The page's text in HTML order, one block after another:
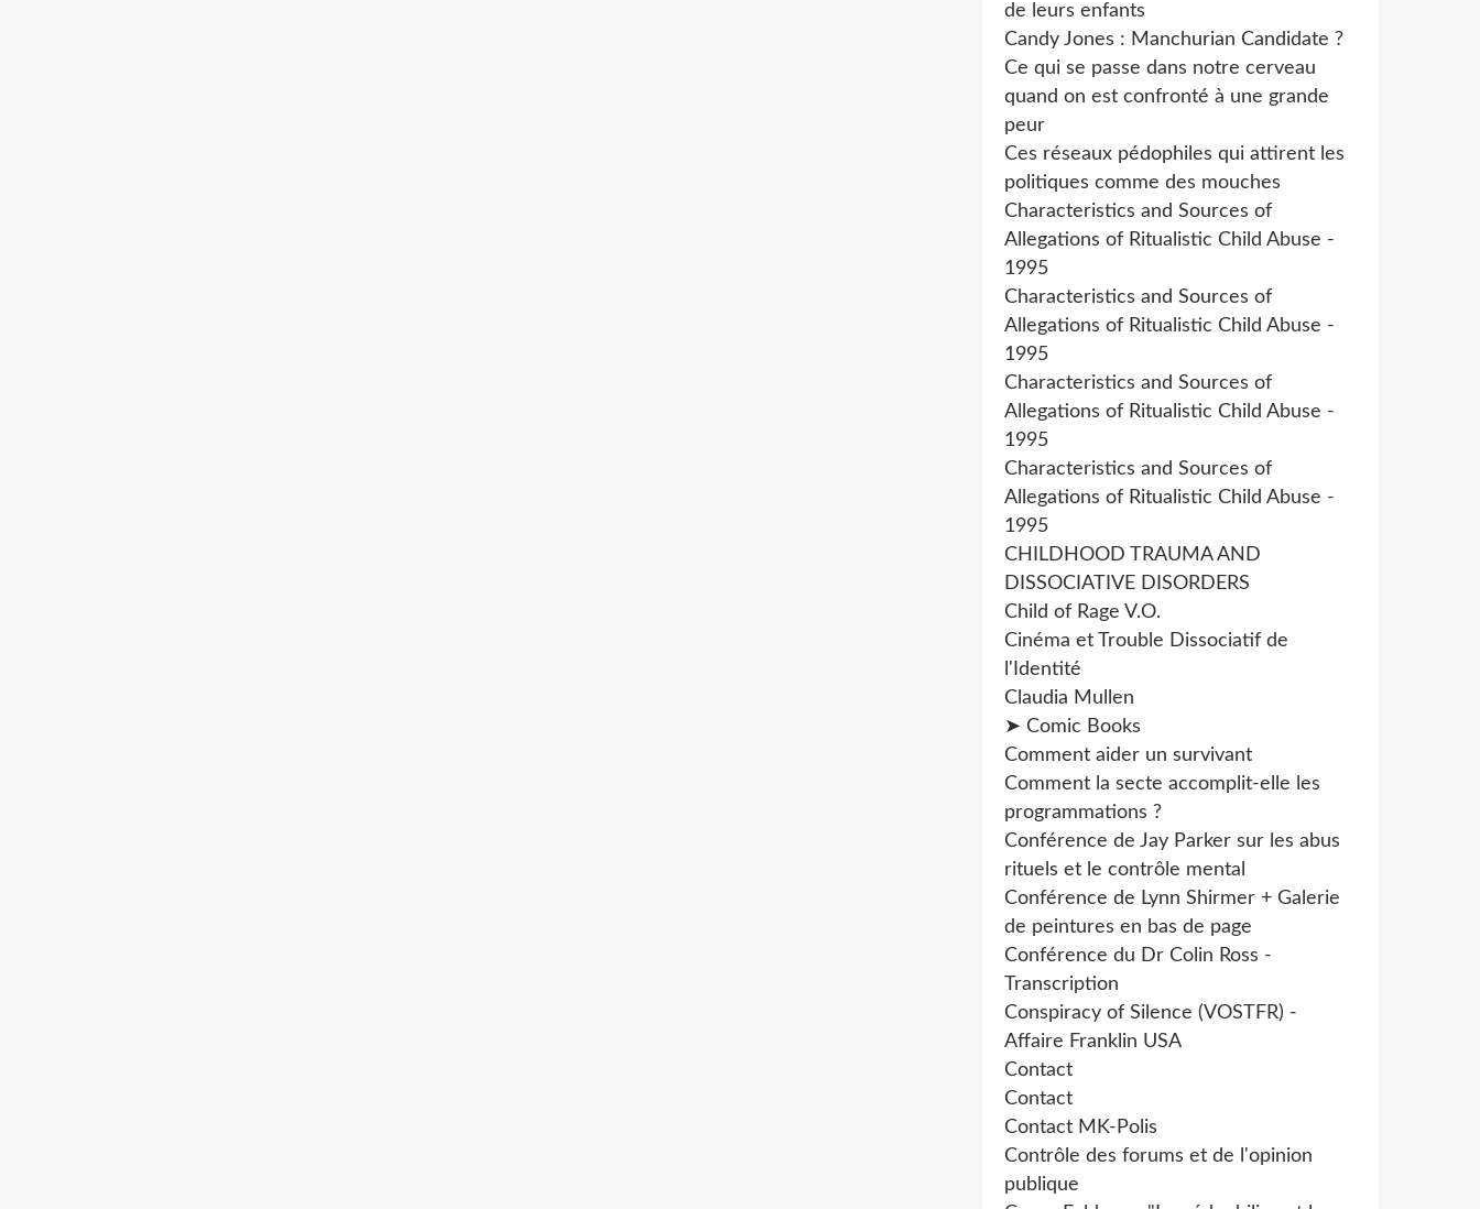
de leurs enfants
Candy Jones : Manchurian Candidate ?
Ce qui se passe dans notre cerveau
quand on est confronté à une grande
peur
Ces réseaux pédophiles qui attirent les
politiques comme des mouches
Characteristics and Sources of
Allegations of Ritualistic Child Abuse -
1995
Characteristics and Sources of
Allegations of Ritualistic Child Abuse -
1995
Characteristics and Sources of
Allegations of Ritualistic Child Abuse -
1995
Characteristics and Sources of
Allegations of Ritualistic Child Abuse -
1995
CHILDHOOD TRAUMA AND
DISSOCIATIVE DISORDERS
Child of Rage V.O.
Cinéma et Trouble Dissociatif de
l'Identité
Claudia Mullen
➤ Comic Books
Comment aider un survivant
Comment la secte accomplit-elle les
programmations ?
Conférence de Jay Parker sur les abus
rituels et le contrôle mental
Conférence de Lynn Shirmer + Galerie
de peintures en bas de page
Conférence du Dr Colin Ross -
Transcription
Conspiracy of Silence (VOSTFR) -
Affaire Franklin USA
Contact
Contact
Contact MK-Polis
Contrôle des forums et de l'opinion
publique